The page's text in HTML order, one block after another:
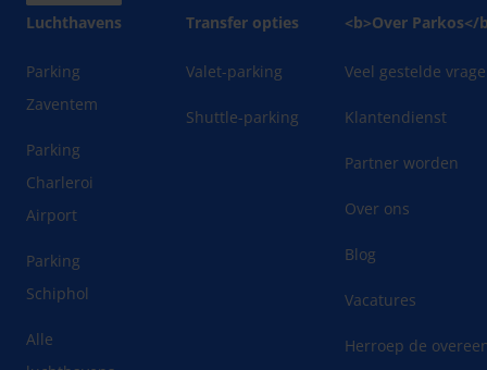
Luchthavens
Parking
Zaventem
Parking
Charleroi
Airport
Parking
Schiphol
Alle
Transfer opties
Valet-parking
Shuttle-parking
<b>Over Parkos</
Veel gestelde
Klantendienst
Partner worden
Over ons
Blog
Vacatures
Herroep de